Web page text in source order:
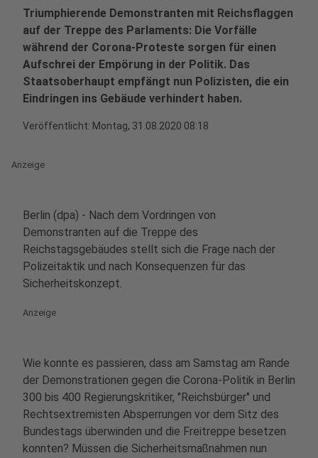
Triumphierende Demonstranten mit Reichsflaggen
auf der Treppe des Parlaments: Die Vorfälle
während der Corona-Proteste sorgen für einen
Aufschrei der Empörung in der Politik. Das
Staatsoberhaupt empfängt nun Polizisten, die ein
Eindringen ins Gebäude verhindert haben.
Veröffentlicht: Montag, 31.08.2020 08:18
Anzeige
Berlin (dpa) - Nach dem Vordringen von
Demonstranten auf die Treppe des
Reichstagsgebäudes stellt sich die Frage nach der
Polizeitaktik und nach Konsequenzen für das
Sicherheitskonzept.
Anzeige
Wie konnte es passieren, dass am Samstag am Rande
der Demonstrationen gegen die Corona-Politik in Berlin
300 bis 400 Regierungskritiker, "Reichsbürger" und
Rechtsextremisten Absperrungen vor dem Sitz des
Bundestags überwinden und die Freitreppe besetzen
konnten? Müssen die Sicherheitsmaßnahmen nun